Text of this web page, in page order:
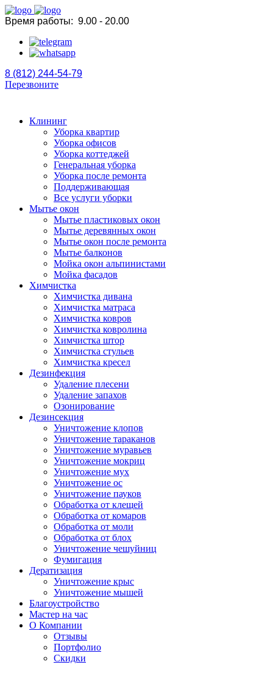
Время работы: 9.00 - 20.00
8 (812) 244-54-79
Перезвоните
Клининг
Уборка квартир
Уборка офисов
Уборка коттеджей
Генеральная уборка
Уборка после ремонта
Поддерживающая
Все услуги уборки
Мытье окон
Мытье пластиковых окон
Мытье деревянных окон
Мытье окон после ремонта
Мытье балконов
Мойка окон альпинистами
Мойка фасадов
Химчистка
Химчистка дивана
Химчистка матраса
Химчистка ковров
Химчистка ковролина
Химчистка штор
Химчистка стульев
Химчистка кресел
Дезинфекция
Удаление плесени
Удаление запахов
Озонирование
Дезинсекция
Уничтожение клопов
Уничтожение тараканов
Уничтожение муравьев
Уничтожение мокриц
Уничтожение мух
Уничтожение ос
Уничтожение пауков
Обработка от клещей
Обработка от комаров
Обработка от моли
Обработка от блох
Уничтожение чешуйниц
Фумигация
Дератизация
Уничтожение крыс
Уничтожение мышей
Благоустройство
Мастер на час
О Компании
Отзывы
Портфолио
Скидки